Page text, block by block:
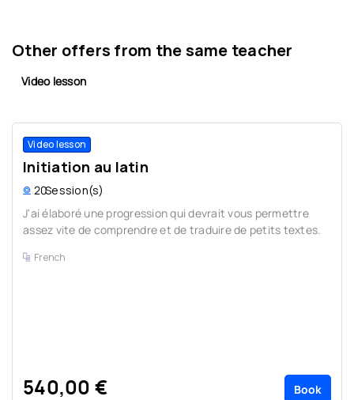
Other offers from the same teacher
Video lesson
Video lesson
Initiation au latin
20Session(s)
J'ai élaboré une progression qui devrait vous permettre
assez vite de comprendre et de traduire de petits textes.
French
540,00 € Book